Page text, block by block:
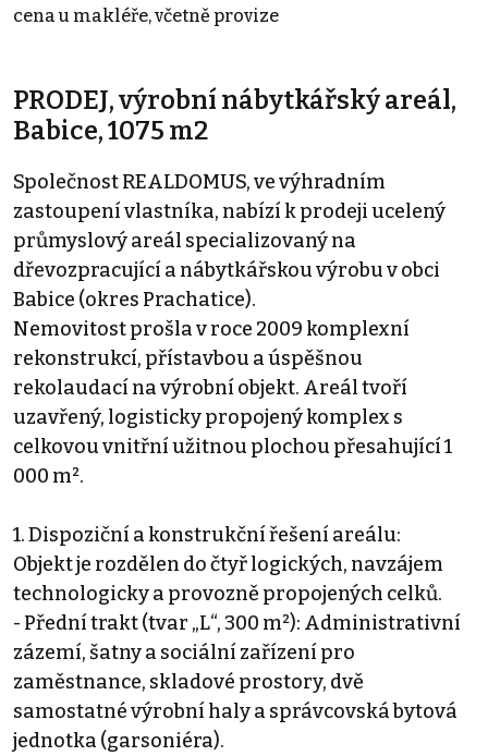
cena u makléře, včetně provize
PRODEJ, výrobní nábytkářský areál,
Babice, 1075 m2
Společnost REALDOMUS, ve výhradním
zastoupení vlastníka, nabízí k prodeji ucelený
průmyslový areál specializovaný na
dřevozpracující a nábytkářskou výrobu v obci
Babice (okres Prachatice).
Nemovitost prošla v roce 2009 komplexní
rekonstrukcí, přístavbou a úspěšnou
rekolaudací na výrobní objekt. Areál tvoří
uzavřený, logisticky propojený komplex s
celkovou vnitřní užitnou plochou přesahující 1
000 m².
1. Dispoziční a konstrukční řešení areálu:
Objekt je rozdělen do čtyř logických, navzájem
technologicky a provozně propojených celků.
- Přední trakt (tvar „L“, 300 m²): Administrativní
zázemí, šatny a sociální zařízení pro
zaměstnance, skladové prostory, dvě
samostatné výrobní haly a správcovská bytová
jednotka (garsoniéra).